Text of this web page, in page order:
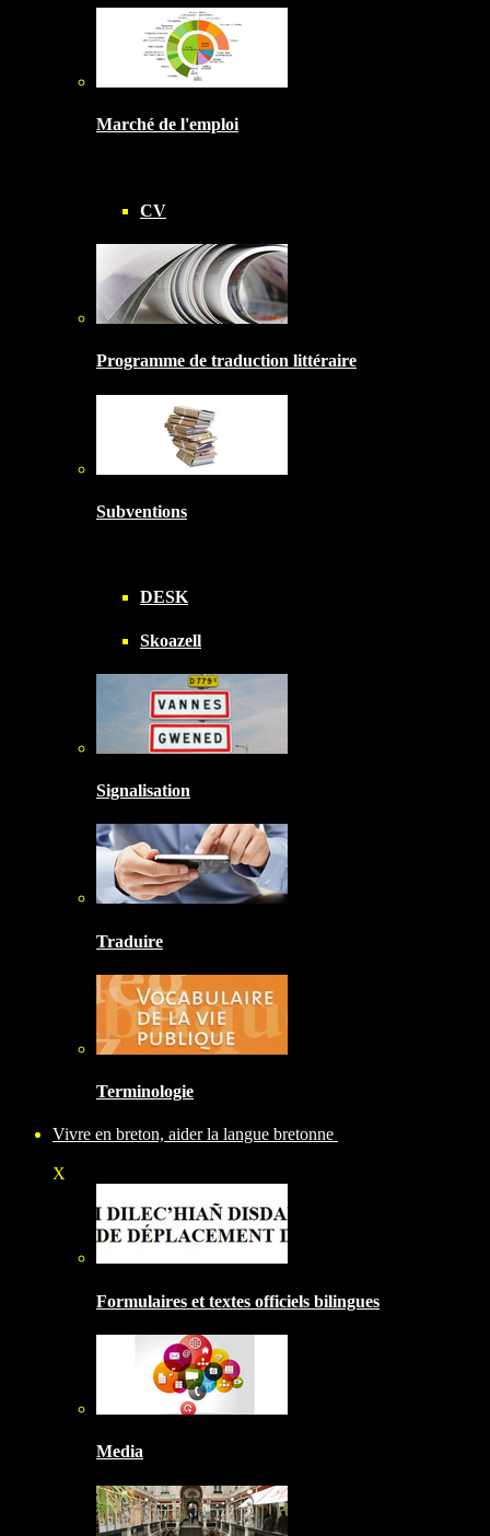
Marché de l'emploi
CV
Programme de traduction littéraire
Subventions
DESK
Skoazell
Signalisation
Traduire
Terminologie
Vivre en breton, aider la langue bretonne
X
Formulaires et textes officiels bilingues
Media